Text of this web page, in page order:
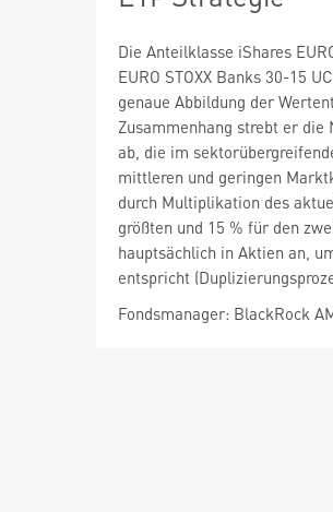
Die Anteilklasse iShares
EURO STOXX Banks 30-15
genaue Abbildung der
Zusammenhang strebt er die
ab, die im
mittleren und geringen
durch Multiplikation des
größten und 15 % für den
hauptsächlich in Aktien an,
entspricht
Fondsmanager: BlackRock